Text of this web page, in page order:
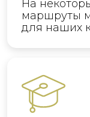
На
маршруты
для наших